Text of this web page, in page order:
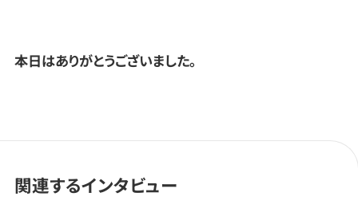
本日はありがとうございました。
関連するインタビュー